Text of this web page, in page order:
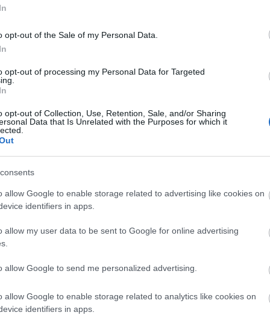
opt-out of the Sale of my Personal Data.
opt-out of processing my Personal Data for Targeted
opt-out of Collection, Use, Retention, Sale, and/or Sharing
Data that Is Unrelated with the Purposes for which it
allow Google to enable storage related to advertising like cookies on
identifiers in apps.
allow my user data to be sent to Google for online advertising
allow Google to send me personalized advertising.
allow Google to enable storage related to analytics like cookies on
identifiers in apps.
árak
a piaci
most ilyen
inkább
A bejegyzés még nem ért véget! Sőt. »
Címkék:dízel lego energia mozdony villany city energetika shell
Dísz klémer: Még mielőtt bárkinek kedve
hogy mi hajtja a LEGO vonatot (a gravitáció,
elemes vagy trafóból táplált villanymotor), az
legnagyobb…